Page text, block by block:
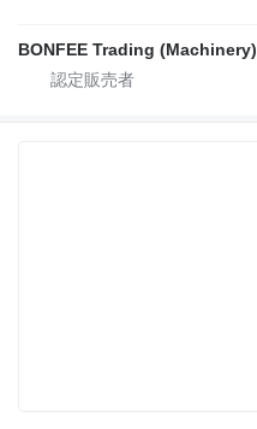
BONFEE Trading (Machinery)